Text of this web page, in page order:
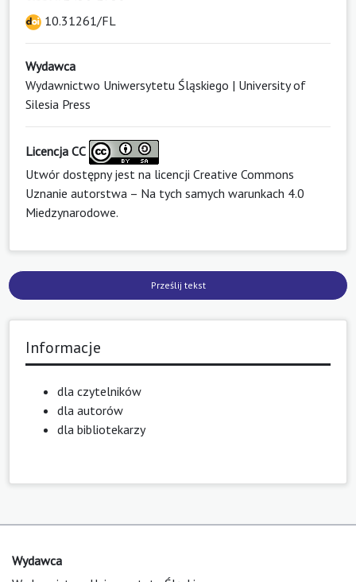
10.31261/FL
Wydawca
Wydawnictwo Uniwersytetu Śląskiego | University of
Silesia Press
Licencja CC
Utwór dostępny jest na licencji Creative Commons
Uznanie autorstwa – Na tych samych warunkach 4.0
Miedzynarodowe.
Prześlij tekst
Informacje
dla czytelników
dla autorów
dla bibliotekarzy
Wydawca